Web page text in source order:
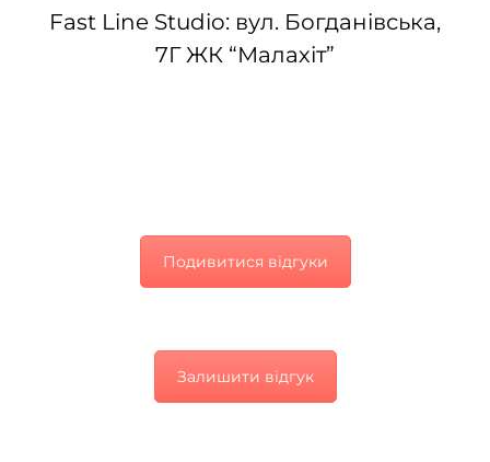
Fast Line Studio: вул. Богданівська,
7Г ЖК “Малахіт”
Подивитися відгуки
Залишити відгук